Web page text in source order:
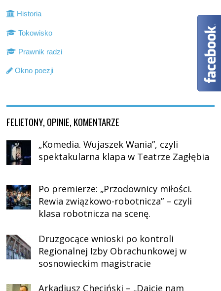
Historia
Tokowisko
Prawnik radzi
Okno poezji
FELIETONY, OPINIE, KOMENTARZE
„Komedia. Wujaszek Wania”, czyli
spektakularna klapa w Teatrze Zagłębia
Po premierze: „Przodownicy miłości.
Rewia związkowo-robotnicza” – czyli
klasa robotnicza na scenę.
Druzgocące wnioski po kontroli
Regionalnej Izby Obrachunkowej w
sosnowieckim magistracie
Arkadiusz Chęciński – „Dajcie nam